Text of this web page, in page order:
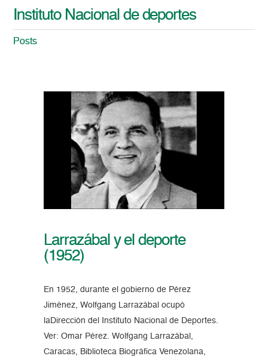
Instituto Nacional de deportes
Posts
Larrazábal y el deporte
(1952)
En 1952, durante el gobierno de Pérez
Jiménez, Wolfgang Larrazábal ocupó
laDirección del Instituto Nacional de Deportes.
Ver: Omar Pérez. Wolfgang Larrazábal,
Caracas, Biblioteca Biográfica Venezolana,